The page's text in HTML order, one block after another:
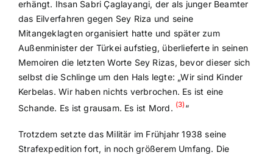
erhängt. Ihsan Sabri Çaglayangi, der als junger Beamter
das Eilverfahren gegen Sey Riza und seine
Mitangeklagten organisiert hatte und später zum
Außenminister der Türkei aufstieg, überlieferte in seinen
Memoiren die letzten Worte Sey Rizas, bevor dieser sich
selbst die Schlinge um den Hals legte: „Wir sind Kinder
Kerbelas. Wir haben nichts verbrochen. Es ist eine
Schande. Es ist grausam. Es ist Mord.
(3) “
Trotzdem setzte das Militär im Frühjahr 1938 seine
Strafexpedition fort, in noch größerem Umfang. Die